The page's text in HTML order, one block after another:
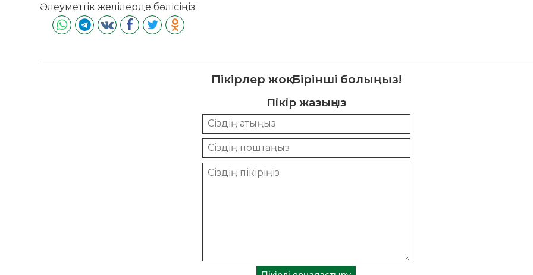
Әлеуметтік желілерде бөлісіңіз:
Пікірлер жоқ. Бірінші болыңыз!
Пікір жазыңыз